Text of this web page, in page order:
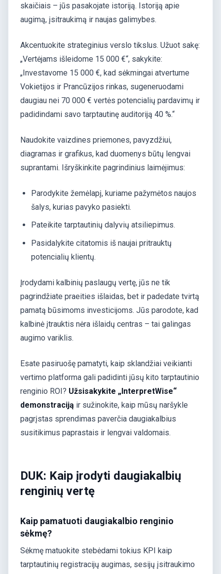
skaičiais – jūs pasakojate istoriją. Istoriją apie
augimą, įsitraukimą ir naujas galimybes.
Akcentuokite strateginius verslo tikslus. Užuot sakę:
„Vertėjams išleidome 15 000 €“, sakykite:
„Investavome 15 000 €, kad sėkmingai atvertume
Vokietijos ir Prancūzijos rinkas, sugeneruodami
daugiau nei 70 000 € vertės potencialių pardavimų ir
padidindami savo tarptautinę auditoriją 40 %.“
Naudokite vaizdines priemones, pavyzdžiui,
diagramas ir grafikus, kad duomenys būtų lengvai
suprantami. Išryškinkite pagrindinius laimėjimus:
Parodykite žemėlapį, kuriame pažymėtos naujos
šalys, kurias pavyko pasiekti.
Pateikite tarptautinių dalyvių atsiliepimus.
Pasidalykite citatomis iš naujai pritrauktų
potencialių klientų.
Įrodydami kalbinių paslaugų vertę, jūs ne tik
pagrindžiate praeities išlaidas, bet ir padedate tvirtą
pamatą būsimoms investicijoms. Jūs parodote, kad
kalbinė įtrauktis nėra išlaidų centras – tai galingas
augimo variklis.
Esate pasiruošę pamatyti, kaip sklandžiai veikianti
vertimo platforma gali padidinti jūsų kito tarptautinio
renginio ROI? Užsisakykite „InterpretWise“
demonstraciją ir sužinokite, kaip mūsų naršykle
pagrįstas sprendimas paverčia daugiakalbius
susitikimus paprastais ir lengvai valdomais.
DUK: Kaip įrodyti daugiakalbių
renginių vertę
Kaip pamatuoti daugiakalbio renginio
sėkmę?
Sėkmę matuokite stebėdami tokius KPI kaip
tarptautinių registracijų augimas, sesijų įsitraukimo